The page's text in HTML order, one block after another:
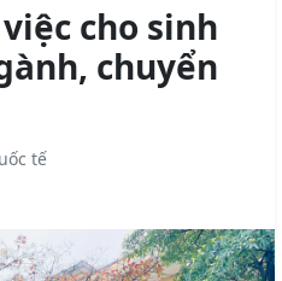
cho sinh
chuyển
tế